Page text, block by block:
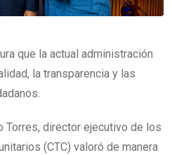
que la actual administración
la transparencia y las
Torres, director ejecutivo de los
(CTC) valoró de manera